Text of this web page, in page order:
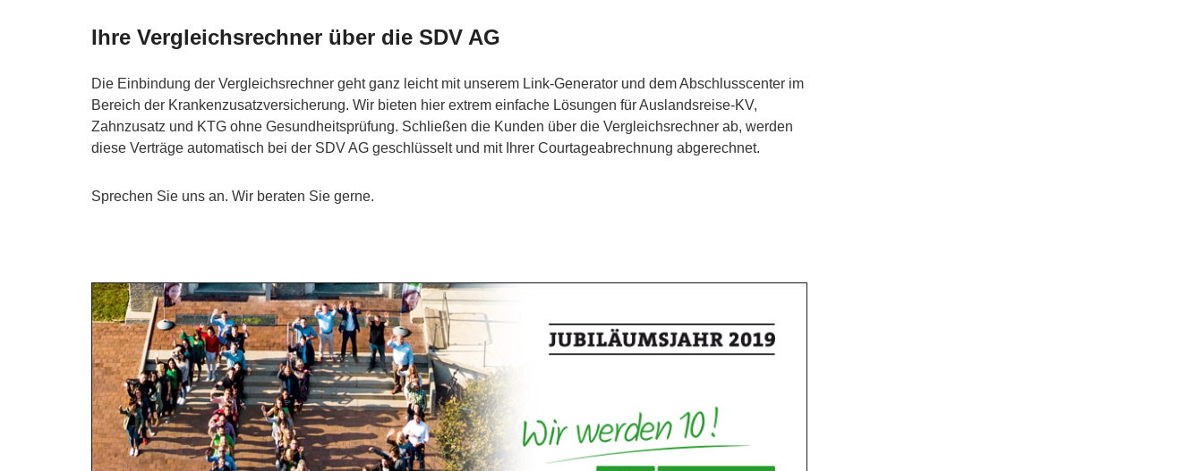
Ihre Vergleichsrechner über die SDV AG
Die Einbindung der Vergleichsrechner geht ganz leicht mit unserem Link-Generator und dem Abschlusscenter im
Bereich der Krankenzusatzversicherung. Wir bieten hier extrem einfache Lösungen für Auslandsreise-KV,
Zahnzusatz und KTG ohne Gesundheitsprüfung. Schließen die Kunden über die Vergleichsrechner ab, werden
diese Verträge automatisch bei der SDV AG geschlüsselt und mit Ihrer Courtageabrechnung abgerechnet.
Sprechen Sie uns an. Wir beraten Sie gerne.